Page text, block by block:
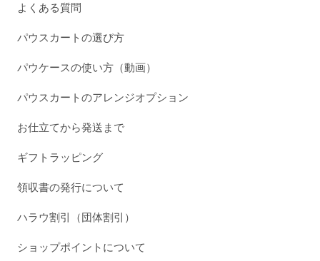
よくある質問
パウスカートの選び方
パウケースの使い方（動画）
パウスカートのアレンジオプション
お仕立てから発送まで
ギフトラッピング
領収書の発行について
ハラウ割引（団体割引）
ショップポイントについて